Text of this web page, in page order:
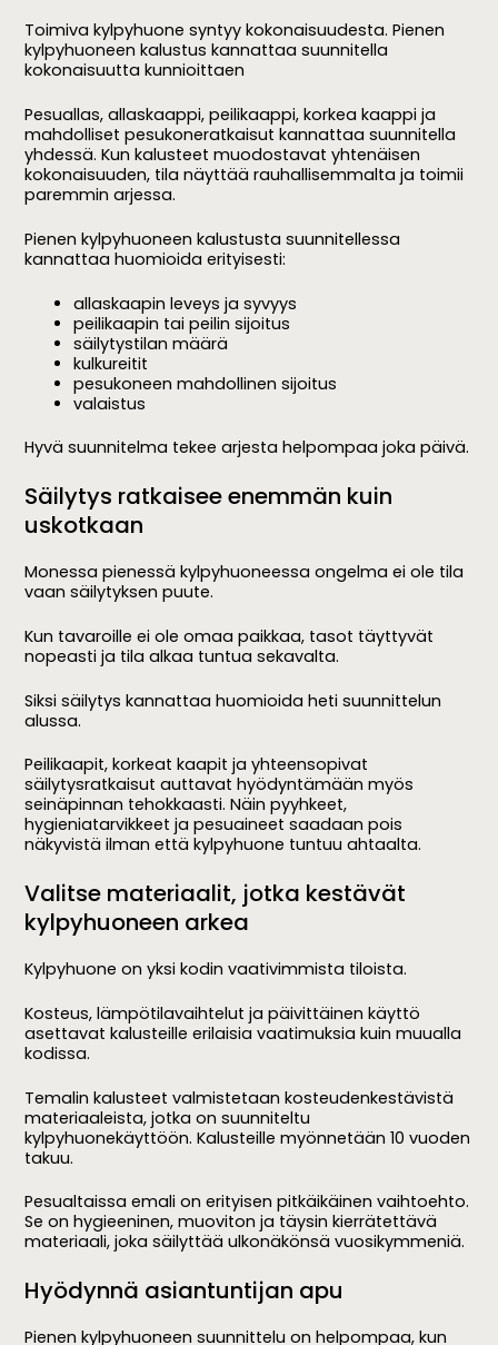
Toimiva kylpyhuone syntyy kokonaisuudesta. Pienen
kylpyhuoneen kalustus kannattaa suunnitella
kokonaisuutta kunnioittaen
Pesuallas, allaskaappi, peilikaappi, korkea kaappi ja
mahdolliset pesukoneratkaisut kannattaa suunnitella
yhdessä. Kun kalusteet muodostavat yhtenäisen
kokonaisuuden, tila näyttää rauhallisemmalta ja toimii
paremmin arjessa.
Pienen kylpyhuoneen kalustusta suunnitellessa
kannattaa huomioida erityisesti:
allaskaapin leveys ja syvyys
peilikaapin tai peilin sijoitus
säilytystilan määrä
kulkureitit
pesukoneen mahdollinen sijoitus
valaistus
Hyvä suunnitelma tekee arjesta helpompaa joka päivä.
Säilytys ratkaisee enemmän kuin
uskotkaan
Monessa pienessä kylpyhuoneessa ongelma ei ole tila
vaan säilytyksen puute.
Kun tavaroille ei ole omaa paikkaa, tasot täyttyvät
nopeasti ja tila alkaa tuntua sekavalta.
Siksi säilytys kannattaa huomioida heti suunnittelun
alussa.
Peilikaapit, korkeat kaapit ja yhteensopivat
säilytysratkaisut auttavat hyödyntämään myös
seinäpinnan tehokkaasti. Näin pyyhkeet,
hygieniatarvikkeet ja pesuaineet saadaan pois
näkyvistä ilman että kylpyhuone tuntuu ahtaalta.
Valitse materiaalit, jotka kestävät
kylpyhuoneen arkea
Kylpyhuone on yksi kodin vaativimmista tiloista.
Kosteus, lämpötilavaihtelut ja päivittäinen käyttö
asettavat kalusteille erilaisia vaatimuksia kuin muualla
kodissa.
Temalin kalusteet valmistetaan kosteudenkestävistä
materiaaleista, jotka on suunniteltu
kylpyhuonekäyttöön. Kalusteille myönnetään 10 vuoden
takuu.
Pesualtaissa emali on erityisen pitkäikäinen vaihtoehto.
Se on hygieeninen, muoviton ja täysin kierrätettävä
materiaali, joka säilyttää ulkonäkönsä vuosikymmeniä.
Hyödynnä asiantuntijan apu
Pienen kylpyhuoneen suunnittelu on helpompaa, kun